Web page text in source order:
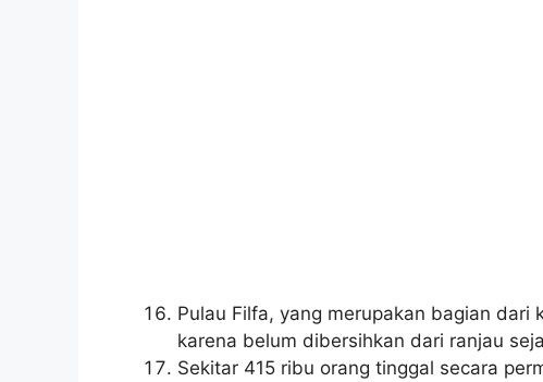
Pulau Filfa, yang merupakan bagian
karena belum dibersihkan dari ranjau
Sekitar 415 ribu orang tinggal secara